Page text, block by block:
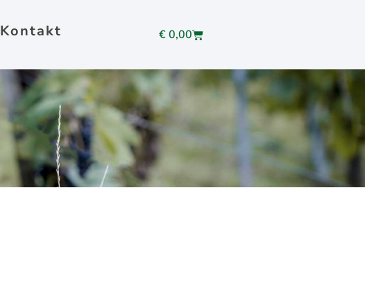
Kontakt €0,00